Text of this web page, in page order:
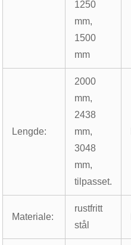
1250
mm,
1500
mm
Lengde:
2000
mm,
2438
mm,
3048
mm,
tilpasset.
Materiale:
rustfritt
stål